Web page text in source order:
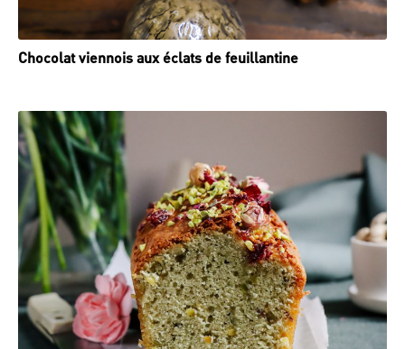
Chocolat viennois aux éclats de feuillantine